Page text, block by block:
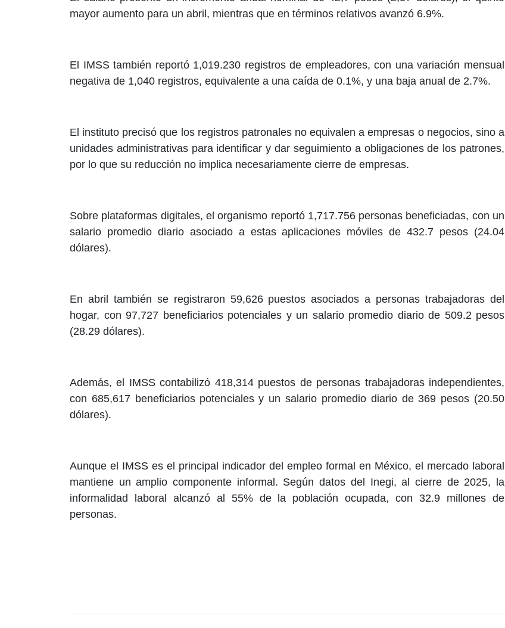
mayor aumento para un abril, mientras que en términos relativos avanzó 6.9%.
El IMSS también reportó 1,019.230 registros de empleadores, con una variación mensual
negativa de 1,040 registros, equivalente a una caída de 0.1%, y una baja anual de 2.7%.
El instituto precisó que los registros patronales no equivalen a empresas o negocios, sino a
unidades administrativas para identificar y dar seguimiento a obligaciones de los patrones,
por lo que su reducción no implica necesariamente cierre de empresas.
Sobre plataformas digitales, el organismo reportó 1,717.756 personas beneficiadas, con un
salario promedio diario asociado a estas aplicaciones móviles de 432.7 pesos (24.04
dólares).
En abril también se registraron 59,626 puestos asociados a personas trabajadoras del
hogar, con 97,727 beneficiarios potenciales y un salario promedio diario de 509.2 pesos
(28.29 dólares).
Además, el IMSS contabilizó 418,314 puestos de personas trabajadoras independientes,
con 685,617 beneficiarios potenciales y un salario promedio diario de 369 pesos (20.50
dólares).
Aunque el IMSS es el principal indicador del empleo formal en México, el mercado laboral
mantiene un amplio componente informal. Según datos del Inegi, al cierre de 2025, la
informalidad laboral alcanzó al 55% de la población ocupada, con 32.9 millones de
personas.